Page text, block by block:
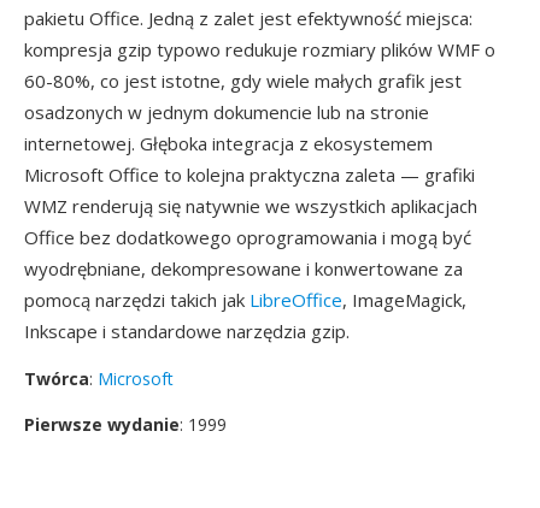
pakietu Office. Jedną z zalet jest efektywność miejsca:
kompresja gzip typowo redukuje rozmiary plików WMF o
60-80%, co jest istotne, gdy wiele małych grafik jest
osadzonych w jednym dokumencie lub na stronie
internetowej. Głęboka integracja z ekosystemem
Microsoft Office to kolejna praktyczna zaleta — grafiki
WMZ renderują się natywnie we wszystkich aplikacjach
Office bez dodatkowego oprogramowania i mogą być
wyodrębniane, dekompresowane i konwertowane za
pomocą narzędzi takich jak LibreOffice, ImageMagick,
Inkscape i standardowe narzędzia gzip.
Twórca: Microsoft
Pierwsze wydanie: 1999